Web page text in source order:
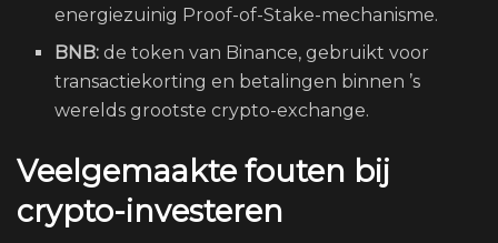
energiezuinig Proof-of-Stake-mechanisme.
BNB: de token van Binance, gebruikt voor
transactiekorting en betalingen binnen ’s
werelds grootste crypto-exchange.
Veelgemaakte fouten bij
crypto-investeren